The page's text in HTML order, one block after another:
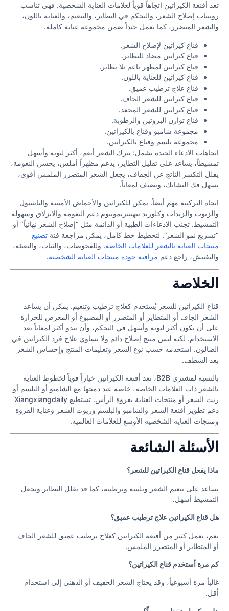
تعد أقنعة الكيراتين اتجاهاً قوياً لعلامات العناية الشخصية. فهي تناسب
روتينات إصلاح الشعر، والتحكم في التطاير، والتنعيم، والعناية باللون،
والشعر المتضرر، كما تعمل جيداً ضمن مجموعة عناية كاملة.
قناع كيراتين لإصلاح الشعر.
قناع كيراتين مضاد للتطاير.
قناع كيراتين لمظهر ناعم بلا تطاير.
قناع كيراتين للعناية باللون.
قناع علاج ترطيب عميق.
قناع كيراتين للشعر الجاف.
قناع كيراتين للشعر المجعد.
قناع توازن البروتين والرطوبة.
مجموعة شامبو وقناع بالكيراتين.
مجموعة بلسم وقناع بالكيراتين.
اتجاهات الادعاء الجيدة تشمل: يترك الشعر أنعم، أكثر ليونة وأسهل
تمشيطاً، يساعد على تقليل التطاير، يدعم مظهراً أملس، يحسن النعومة،
يقلل التكسر الناتج عن الجفاف، يجعل الشعر المتضرر الملمس أقوى،
يسهل فك التشابك، ويضيف لمعاناً.
اتجاه التركيبة مهم أيضاً. يمكن للكيراتين والأحماض الأمينية والبانثينول
والزيوت والزبدات وكلوريد بيهينتريمونيوم دعم النعومة والانزلاق وسهولة
التمشيط. تجنب الادعاءات الطبية أو الدائمة مثل “إصلاح الشعر نهائياً” أو
“تسريع نمو الشعر”. لتخطيط خط كامل، يمكن مراجعة فئة تصنيع
منتجات العناية بالشعر للعلامات الخاصة. وللفحوصات، والثبات، والتعبئة،
والتفتيش، راجع دعم مراقبة جودة منتجات العناية الشخصية.
الخلاصة
قناع الكيراتين للشعر يُستخدم كعلاج ترطيب وتنعيم. يمكن أن يساعد
الشعر الجاف أو المتطاير أو المتضرر أو المصبوغ أو المعرض للحرارة
على أن يكون أكثر ليونة وأسهل في التحكم، وأن يبدو أكثر لمعاناً بعد
الاستخدام. لكنه ليس منتج إصلاح دائم ولا يساوي علاج فرد الكيراتين في
الصالون. استخدمه حسب نوع الشعر وتعليمات المنتج وإحساس الشعر
بعد الشطف.
بالنسبة لمشتري B2B، تعد أقنعة الكيراتين خياراً قوياً لخطوط العناية
بالشعر ذات العلامات الخاصة، خاصة عند دمجها مع الشامبو أو البلسم أو
زيت الشعر أو منتجات العناية بفروة الرأس. تستطيع Xiangxiangdaily
دعم تطوير أقنعة الشعر والشامبو والبلسم وزيوت الشعر وعناية الفروة
ومنتجات العناية الشخصية الأوسع للعلامات العالمية.
الأسئلة الشائعة
ماذا يفعل قناع الكيراتين للشعر؟
يساعد على تنعيم الشعر وتليينه وترطيبه، كما قد يقلل التطاير ويجعل
التمشيط أسهل.
هل قناع الكيراتين علاج ترطيب عميق؟
نعم، تعمل كثير من أقنعة الكيراتين كعلاج ترطيب عميق للشعر الجاف
أو المتطاير أو المتضرر الملمس.
كم مرة أستخدم قناع الكيراتين؟
غالباً مرة أسبوعياً، وقد يحتاج الشعر الخفيف أو الدهني إلى استخدام
أقل.